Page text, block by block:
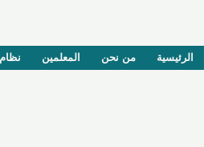
الرئيسية من نحن المعلمين